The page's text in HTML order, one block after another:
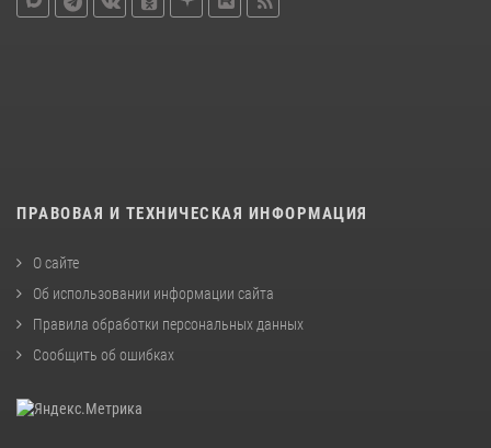
ПРАВОВАЯ И ТЕХНИЧЕСКАЯ ИНФОРМАЦИЯ
О сайте
Об использовании информации сайта
Правила обработки персональных данных
Сообщить об ошибках